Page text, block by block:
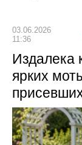
03.06.2026
11:36
Издалека
ярких